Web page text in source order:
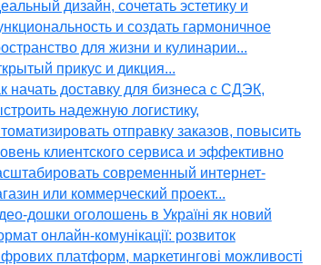
дизайн, сочетать эстетику и
и создать гармоничное
для жизни и кулинарии...
прикус и дикция...
начать доставку для бизнеса с СДЭК,
надежную логистику,
отправку заказов, повысить
клиентского сервиса и эффективно
современный интернет-
или коммерческий проект...
дошки оголошень в Україні як новий
онлайн-комунікації: розвиток
платформ, маркетингові можливості